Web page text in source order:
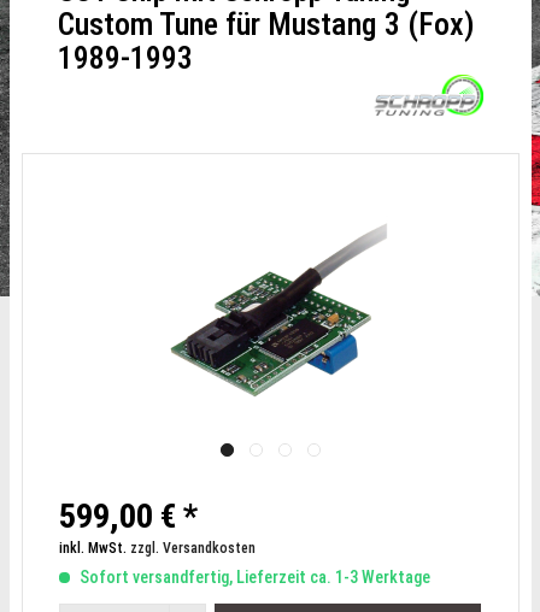
Custom Tune für Mustang 3 (Fox)
1989-1993
599,00 € *
inkl. MwSt. zzgl. Versandkosten
Sofort versandfertig, Lieferzeit ca. 1-3 Werktage